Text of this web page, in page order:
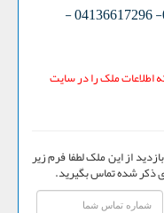
-
اطلاعات ملک را در سایت
از این ملک لطفا فرم زیر
ذکر شده تماس بگیرید.